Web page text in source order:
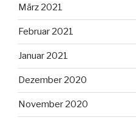
März 2021
Februar 2021
Januar 2021
Dezember 2020
November 2020